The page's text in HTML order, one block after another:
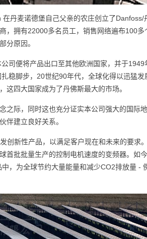
丹麦诺德堡自己父亲的农庄创立了Danfoss/
拥有22000多名员工，销售网络遍布100多
分原因。
司便将产品出口至其他欧洲国家，并于1949
稳脚步，20世纪90年代，全球化得以迅猛发
这四大国家成为了丹佛斯最大的市场。
之际，同时这也充分证实本公司强大的国际
伴建立良好关系。
创新性产品，以满足客户现在和未来的要求
首批批量生产的控制电机速度的变频器。如
，为全球节约大量能量和减少CO2排放量 -